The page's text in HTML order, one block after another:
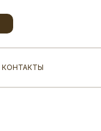
КОНТАКТЫ